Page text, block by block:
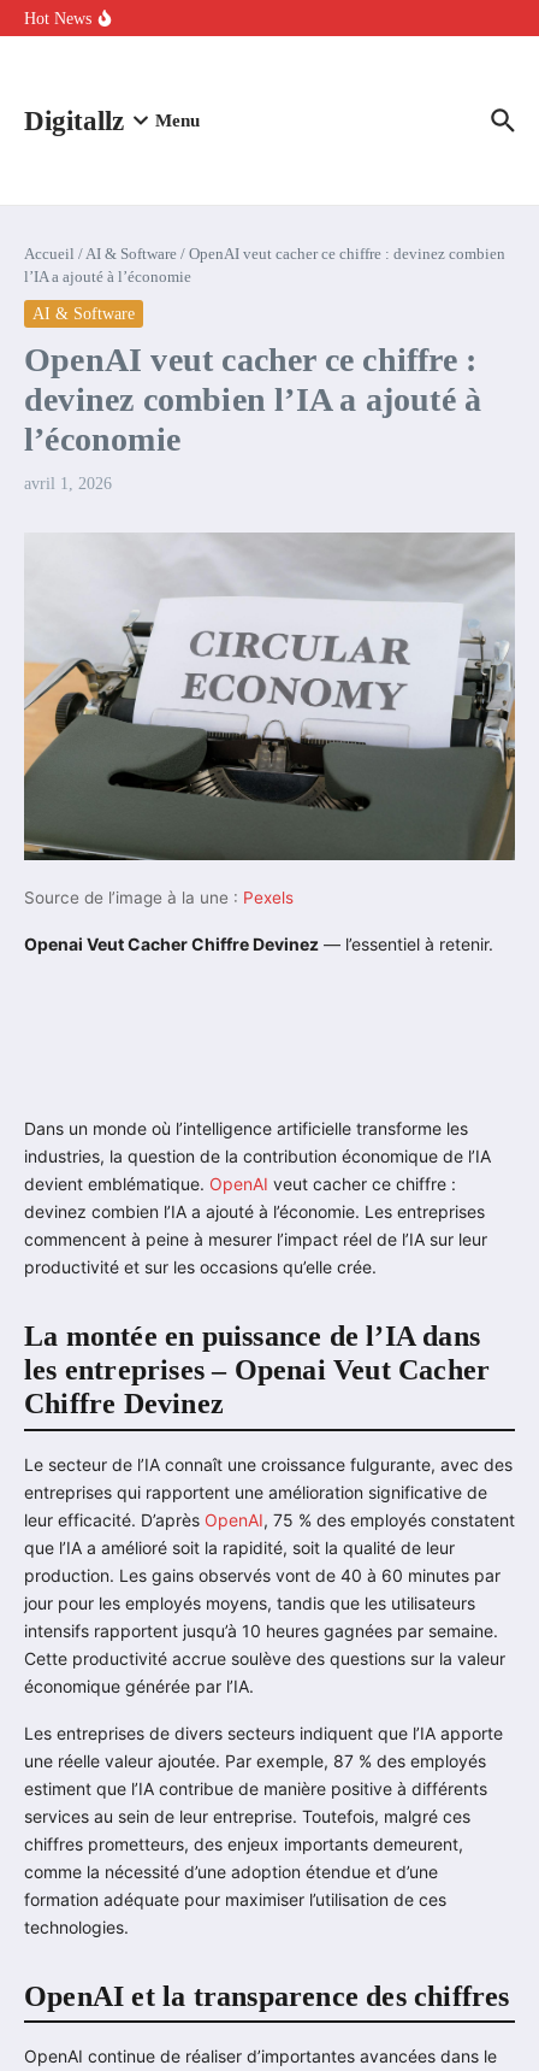
Aller au contenu
Hot News
Comment l’IA simplifie la data de caisse pour la transformer en
Digitallz Menu
Accueil /AI & Software / OpenAI veut cacher ce chiffre : devinez combien
l’IA a ajouté à l’économie
AI & Software
OpenAI veut cacher ce chiffre :
devinez combien l’IA a ajouté à
l’économie
avril 1, 2026
Source de l’image à la une : Pexels
Openai Veut Cacher Chiffre Devinez — l’essentiel à retenir.
Dans un monde où l’intelligence artificielle transforme les
industries, la question de la contribution économique de l’IA
devient emblématique. OpenAI veut cacher ce chiffre :
devinez combien l’IA a ajouté à l’économie. Les entreprises
commencent à peine à mesurer l’impact réel de l’IA sur leur
productivité et sur les occasions qu’elle crée.
La montée en puissance de l’IA dans
les entreprises – Openai Veut Cacher
Chiffre Devinez
Le secteur de l’IA connaît une croissance fulgurante, avec des
entreprises qui rapportent une amélioration significative de
leur efficacité. D’après OpenAI, 75 % des employés constatent
que l’IA a amélioré soit la rapidité, soit la qualité de leur
production. Les gains observés vont de 40 à 60 minutes par
jour pour les employés moyens, tandis que les utilisateurs
intensifs rapportent jusqu’à 10 heures gagnées par semaine.
Cette productivité accrue soulève des questions sur la valeur
économique générée par l’IA.
Les entreprises de divers secteurs indiquent que l’IA apporte
une réelle valeur ajoutée. Par exemple, 87 % des employés
estiment que l’IA contribue de manière positive à différents
services au sein de leur entreprise. Toutefois, malgré ces
chiffres prometteurs, des enjeux importants demeurent,
comme la nécessité d’une adoption étendue et d’une
formation adéquate pour maximiser l’utilisation de ces
technologies.
OpenAI et la transparence des chiffres
OpenAI continue de réaliser d’importantes avancées dans le